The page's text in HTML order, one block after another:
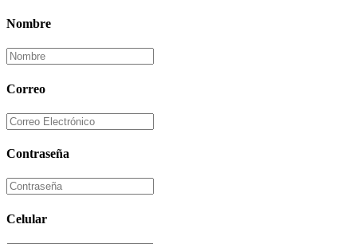
Nombre
Correo
Contraseña
Celular